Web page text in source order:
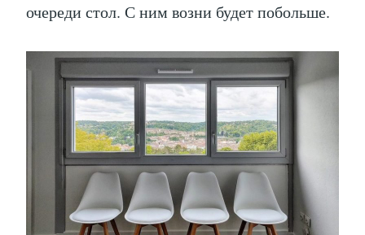
очереди стол. С ним возни будет побольше.